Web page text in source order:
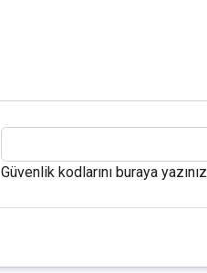
Güvenlik kodlarını buraya yazınız